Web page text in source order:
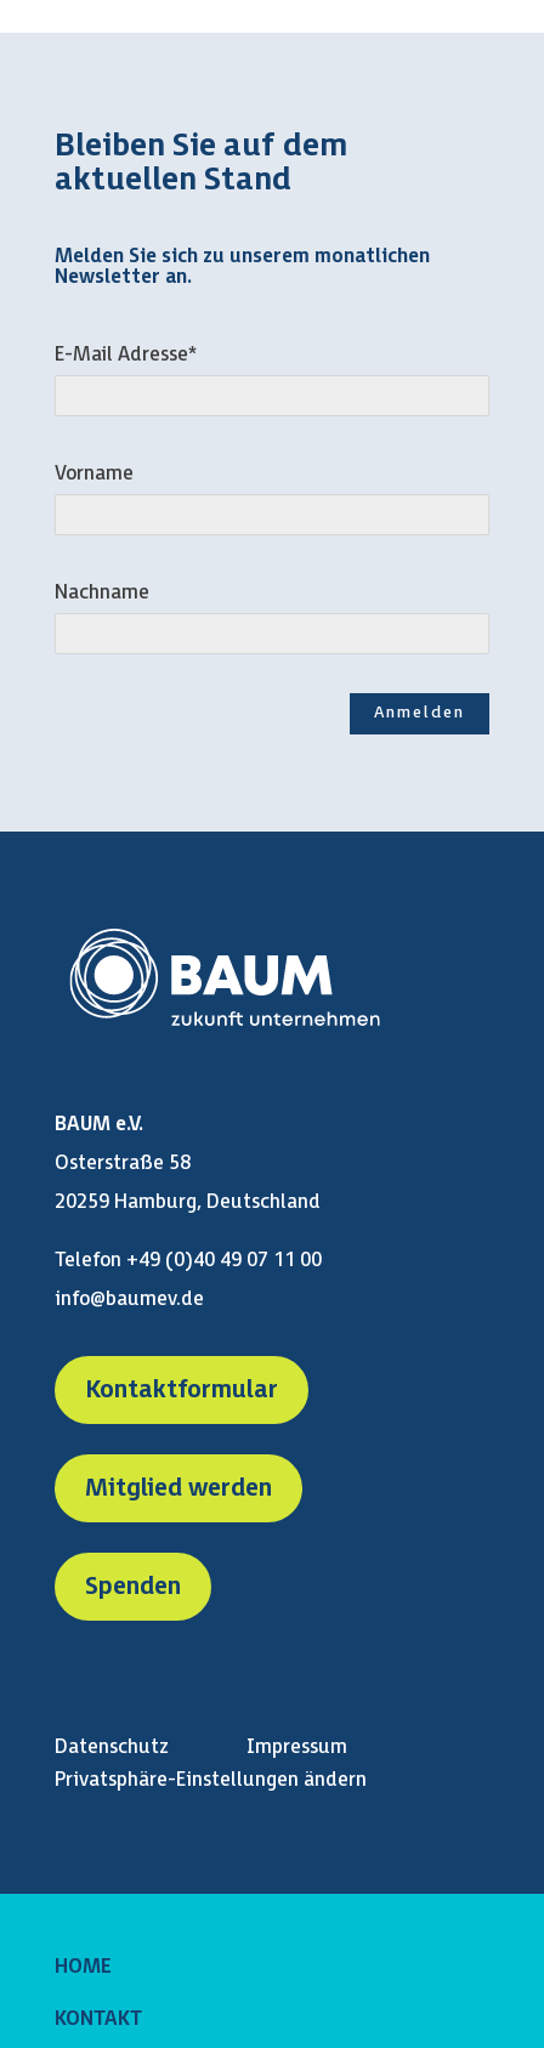
Bleiben Sie auf dem
aktuellen Stand
Melden Sie sich zu unserem monatlichen
Newsletter an.
E-Mail Adresse*
Vorname
Nachname
Anmelden
BAUM e.V.
Osterstraße 58
20259 Hamburg, Deutschland
Telefon +49 (0)40 49 07 11 00
info@baumev.de
Kontaktformular
Mitglied werden
Spenden
Datenschutz
Impressum
Privatsphäre-Einstellungen ändern
HOME
KONTAKT